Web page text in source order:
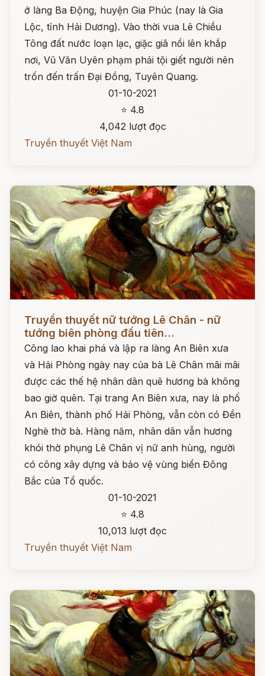
ở làng Ba Động, huyện Gia Phúc (nay là Gia
Lộc, tỉnh Hải Dương). Vào thời vua Lê Chiều
Tông đất nước loạn lạc, giặc giã nổi lên khắp
nơi, Vũ Văn Uyên phạm phải tội giết người nên
trốn đến trấn Đại Đồng, Tuyên Quang.
01-10-2021
⭐ 4.8
4,042 lượt đọc
Truyền thuyết Việt Nam
Đọc ngay
Truyền thuyết nữ tướng Lê Chân - nữ
tướng biên phòng đầu tiên...
Công lao khai phá và lập ra làng An Biên xưa
và Hải Phòng ngày nay của bà Lê Chân mãi mãi
được các thế hệ nhân dân quê hương bà không
bao giờ quên. Tại trang An Biên xưa, nay là phố
An Biên, thành phố Hải Phòng, vẫn còn có Đền
Nghè thờ bà. Hàng năm, nhân dân vẫn hương
khói thờ phụng Lê Chân vị nữ anh hùng, người
có công xây dựng và bảo vệ vùng biển Đông
Bắc của Tổ quốc.
01-10-2021
⭐ 4.8
10,013 lượt đọc
Truyền thuyết Việt Nam